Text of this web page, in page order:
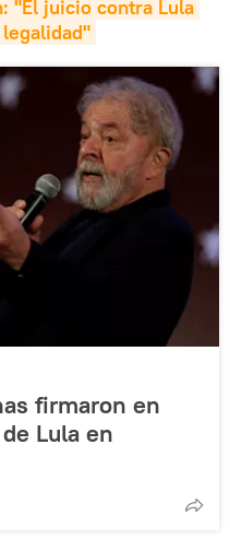
"El juicio contra Lula
firmaron en
Lula en